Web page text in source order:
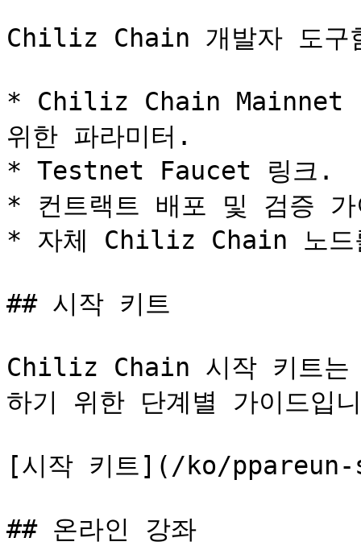
Chiliz Chain 개발자 도구
* Chiliz Chain Mainnet
위한 파라미터.
* Testnet Faucet 링크.
* 컨트랙트 배포 및 검증
* 자체 Chiliz Chain 노드
## 시작 키트
Chiliz Chain 시작 키트
하기 위한 단계별 가이드입
[시작 키트](/ko/
## 온라인 강좌